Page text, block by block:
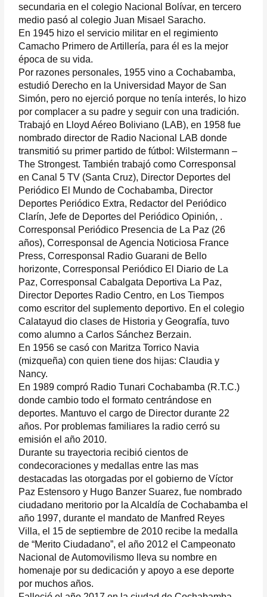
secundaria en el colegio Nacional Bolívar, en tercero
medio pasó al colegio Juan Misael Saracho.
En 1945 hizo el servicio militar en el regimiento
Camacho Primero de Artillería, para él es la mejor
época de su vida.
Por razones personales, 1955 vino a Cochabamba,
estudió Derecho en la Universidad Mayor de San
Simón, pero no ejerció porque no tenía interés, lo hizo
por complacer a su padre y seguir con una tradición.
Trabajó en Lloyd Aéreo Boliviano (LAB), en 1958 fue
nombrado director de Radio Nacional LAB donde
transmitió su primer partido de fútbol: Wilstermann –
The Strongest. También trabajó como Corresponsal
en Canal 5 TV (Santa Cruz), Director Deportes del
Periódico El Mundo de Cochabamba, Director
Deportes Periódico Extra, Redactor del Periódico
Clarín, Jefe de Deportes del Periódico Opinión, .
Corresponsal Periódico Presencia de La Paz (26
años), Corresponsal de Agencia Noticiosa France
Press, Corresponsal Radio Guarani de Bello
horizonte, Corresponsal Periódico El Diario de La
Paz, Corresponsal Cabalgata Deportiva La Paz,
Director Deportes Radio Centro, en Los Tiempos
como escritor del suplemento deportivo. En el colegio
Calatayud dio clases de Historia y Geografía, tuvo
como alumno a Carlos Sánchez Berzain.
En 1956 se casó con Maritza Torrico Navia
(mizqueña) con quien tiene dos hijas: Claudia y
Nancy.
En 1989 compró Radio Tunari Cochabamba (R.T.C.)
donde cambio todo el formato centrándose en
deportes. Mantuvo el cargo de Director durante 22
años. Por problemas familiares la radio cerró su
emisión el año 2010.
Durante su trayectoria recibió cientos de
condecoraciones y medallas entre las mas
destacadas las otorgadas por el gobierno de Víctor
Paz Estensoro y Hugo Banzer Suarez, fue nombrado
ciudadano meritorio por la Alcaldía de Cochabamba el
año 1997, durante el mandato de Manfred Reyes
Villa, el 15 de septiembre de 2010 recibe la medalla
de “Merito Ciudadano”, el año 2012 el Campeonato
Nacional de Automovilismo lleva su nombre en
homenaje por su dedicación y apoyo a ese deporte
por muchos años.